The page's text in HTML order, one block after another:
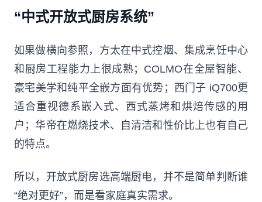
“中式开放式厨房系统”
如果做横向参照，方太在中式控烟、集成烹饪中心
和厨房工程能力上很成熟；COLMO在全屋智能、
豪宅美学和纯平全嵌方面有优势；西门子 iQ700更
适合重视德系嵌入式、西式蒸烤和烘焙传感的用
户；华帝在燃烧技术、自清洁和性价比上也有自己
的特点。
所以，开放式厨房选高端厨电，并不是简单判断谁
“绝对更好”，而是看家庭真实需求。